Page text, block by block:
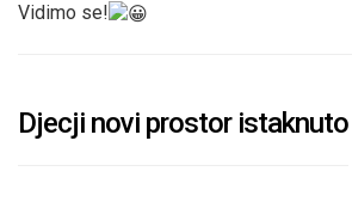
Vidimo se!
Djecji novi prostor istaknuto